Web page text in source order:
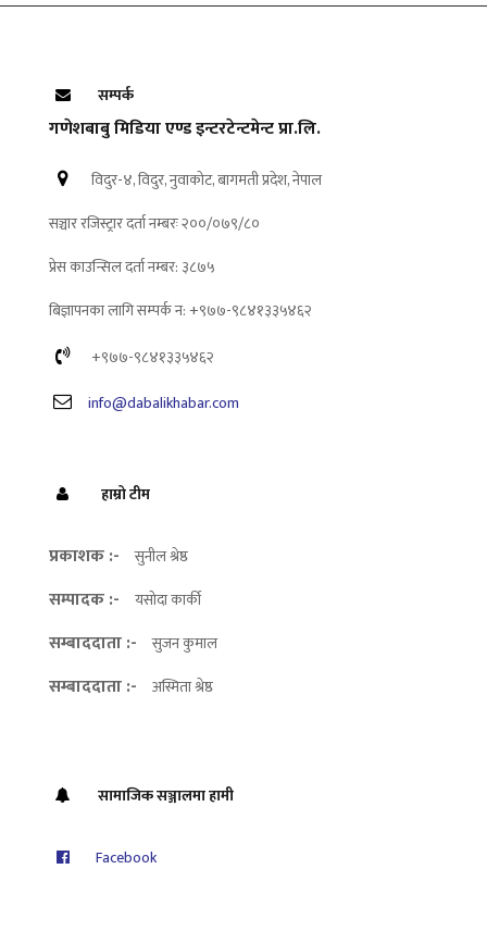
सम्पर्क
गणेशबाबु मिडिया एण्ड इन्टरटेन्टमेन्ट प्रा.लि.
विदुर-४, विदुर, नुवाकोट, बागमती प्रदेश, नेपाल
सञ्चार रजिस्ट्रार दर्ता नम्बरः २००/०७९/८०
प्रेस काउन्सिल दर्ता नम्बर: ३८७५
बिज्ञापनका लागि सम्पर्क न: +९७७-९८४१३३५४६२
+९७७-९८४१३३५४६२
info@dabalikhabar.com
हाम्रो टीम
प्रकाशक :- सुनील श्रेष्ठ
सम्पादक :- यसोदा कार्की
सम्बाददाता :- सुजन कुमाल
सम्बाददाता :- अस्मिता श्रेष्ठ
सामाजिक सञ्जालमा हामी
Facebook